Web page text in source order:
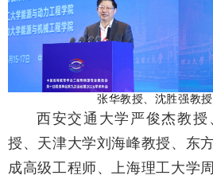
张华教授、沈胜强教
西安交通大学严俊杰教
授、天津大学刘海峰教授、东
成高级工程师、上海理工大学